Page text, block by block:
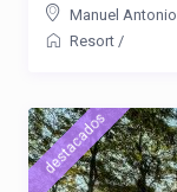
Manuel Antonio
Resort /
destacados